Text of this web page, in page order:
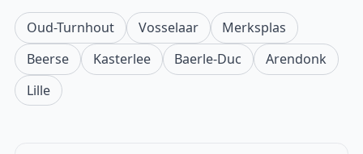
Oud-Turnhout Vosselaar
Merksplas
Beerse
Kasterlee Baerle-Duc
Arendonk
Lille